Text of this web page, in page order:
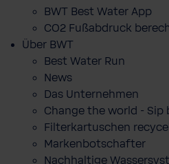
BWT Best Water App
CO2 Fußabdruck
Über BWT
Best Water Run
News
Das Unternehmen
Change the world - Sip
Filterkartuschen
Markenbotschafter
Nachhaltige